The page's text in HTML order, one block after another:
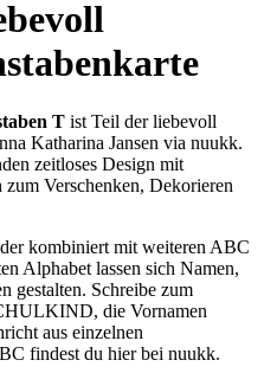
T ist Teil der liebevoll
Katharina Jansen via nuukk.
zeitloses Design mit
Verschenken, Dekorieren
kombiniert mit weiteren ABC
Alphabet lassen sich Namen,
gestalten. Schreibe zum
die Vornamen
aus einzelnen
findest du hier bei nuukk.